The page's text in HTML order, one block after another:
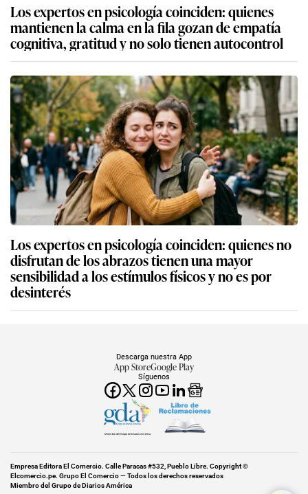
Los expertos en psicología coinciden: quienes
mantienen la calma en la fila gozan de empatía
cognitiva, gratitud y no solo tienen autocontrol
Los expertos en psicología coinciden: quienes no
disfrutan de los abrazos tienen una mayor
sensibilidad a los estímulos físicos y no es por
desinterés
Síguenos
Descarga nuestra App
App StoreGoogle Play
Miembro del Grupo de Diarios América
Empresa Editora El Comercio. Calle Paracas #532, Pueblo Libre. Copyright ©
Elcomercio.pe. Grupo El Comercio — Todos los derechos reservados
Miembro del Grupo de Diarios América